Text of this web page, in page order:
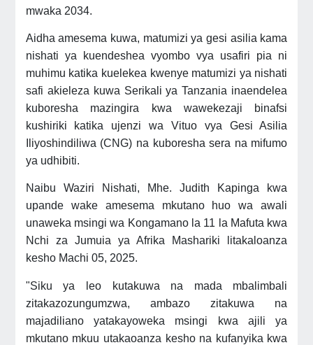
mwaka 2034.
Aidha amesema kuwa, matumizi ya gesi asilia kama
nishati ya kuendeshea vyombo vya usafiri pia ni
muhimu katika kuelekea kwenye matumizi ya nishati
safi akieleza kuwa Serikali ya Tanzania inaendelea
kuboresha mazingira kwa wawekezaji binafsi
kushiriki katika ujenzi wa Vituo vya Gesi Asilia
Iliyoshindiliwa (CNG) na kuboresha sera na mifumo
ya udhibiti.
Naibu Waziri Nishati, Mhe. Judith Kapinga kwa
upande wake amesema mkutano huo wa awali
unaweka msingi wa Kongamano la 11 la Mafuta kwa
Nchi za Jumuia ya Afrika Mashariki litakaloanza
kesho Machi 05, 2025.
"Siku ya leo kutakuwa na mada mbalimbali
zitakazozungumzwa, ambazo zitakuwa na
majadiliano yatakayoweka msingi kwa ajili ya
mkutano mkuu utakaoanza kesho na kufanyika kwa